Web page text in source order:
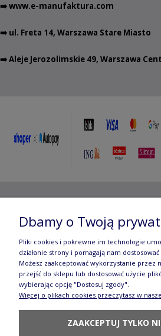
➡️www.e-manufaktura.com
➡️ ul. Freta 14, Warszawa Stare Miasto
➡️ Aleje Jerozolimskie 49, Warszawa
Jerozolimskie 49, 00-696
Wszelkie prawa zastrzeżone.
rozpowszechnianie bez zgody
Dbamy o Twoją
Pliki cookies i pokrewne im technologie
działanie strony i pomagają nam
Możesz zaakceptować wykorzystanie przez
przejść do sklepu lub dostosować użycie
wybierając opcję "Dostosuj zgody".
Więcej o plikach cookies przeczytasz w
ZAAKCEPTUJ TYLKO